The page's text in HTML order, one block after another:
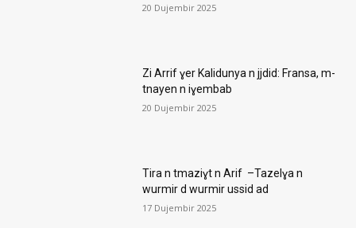
20 Dujembir 2025
Zi Arrif ɣer Kalidunya n jjdid: Fransa, m-
tnayen n iɣembab
20 Dujembir 2025
Tira n tmaziɣt n Arif –Tazelɣa n
wurmir d wurmir ussid ad
17 Dujembir 2025